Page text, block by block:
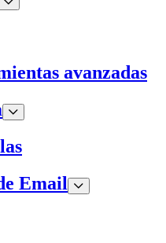
avanzadas
Email